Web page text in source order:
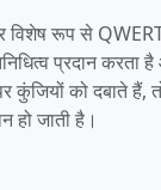
विशेष रूप से
प्रदान करता
कुंजियों को दबाते हैं,
हो जाती है।